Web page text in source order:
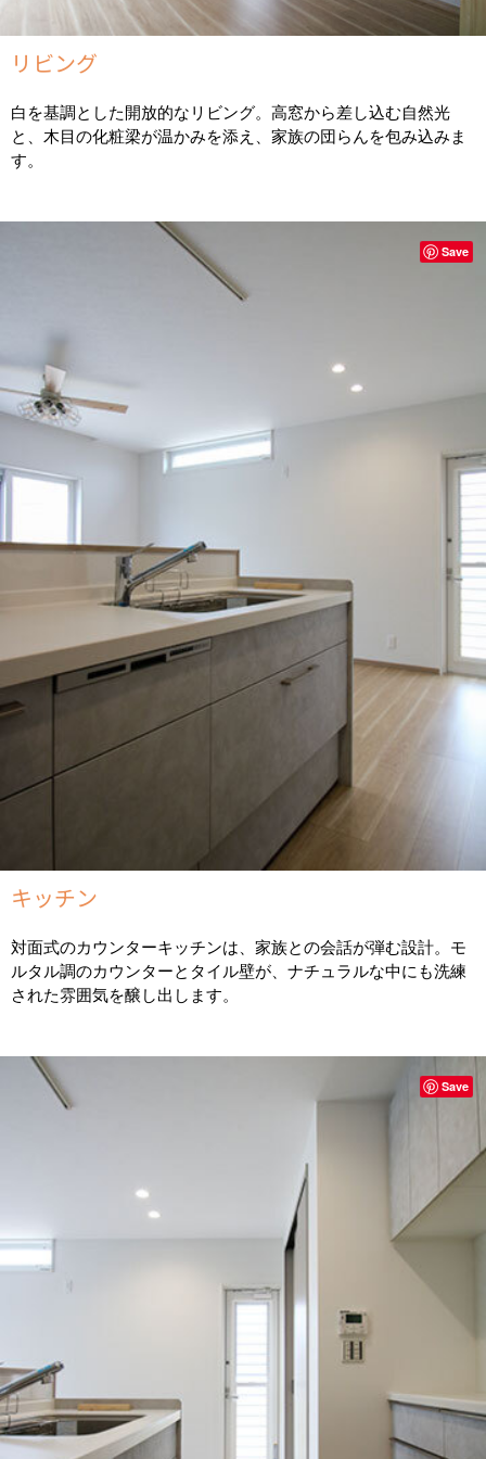
リビング
白を基調とした開放的なリビング。高窓から差し込む自然光
と、木目の化粧梁が温かみを添え、家族の団らんを包み込みま
す。
キッチン
対面式のカウンターキッチンは、家族との会話が弾む設計。モ
ルタル調のカウンターとタイル壁が、ナチュラルな中にも洗練
された雰囲気を醸し出します。
Save
Save